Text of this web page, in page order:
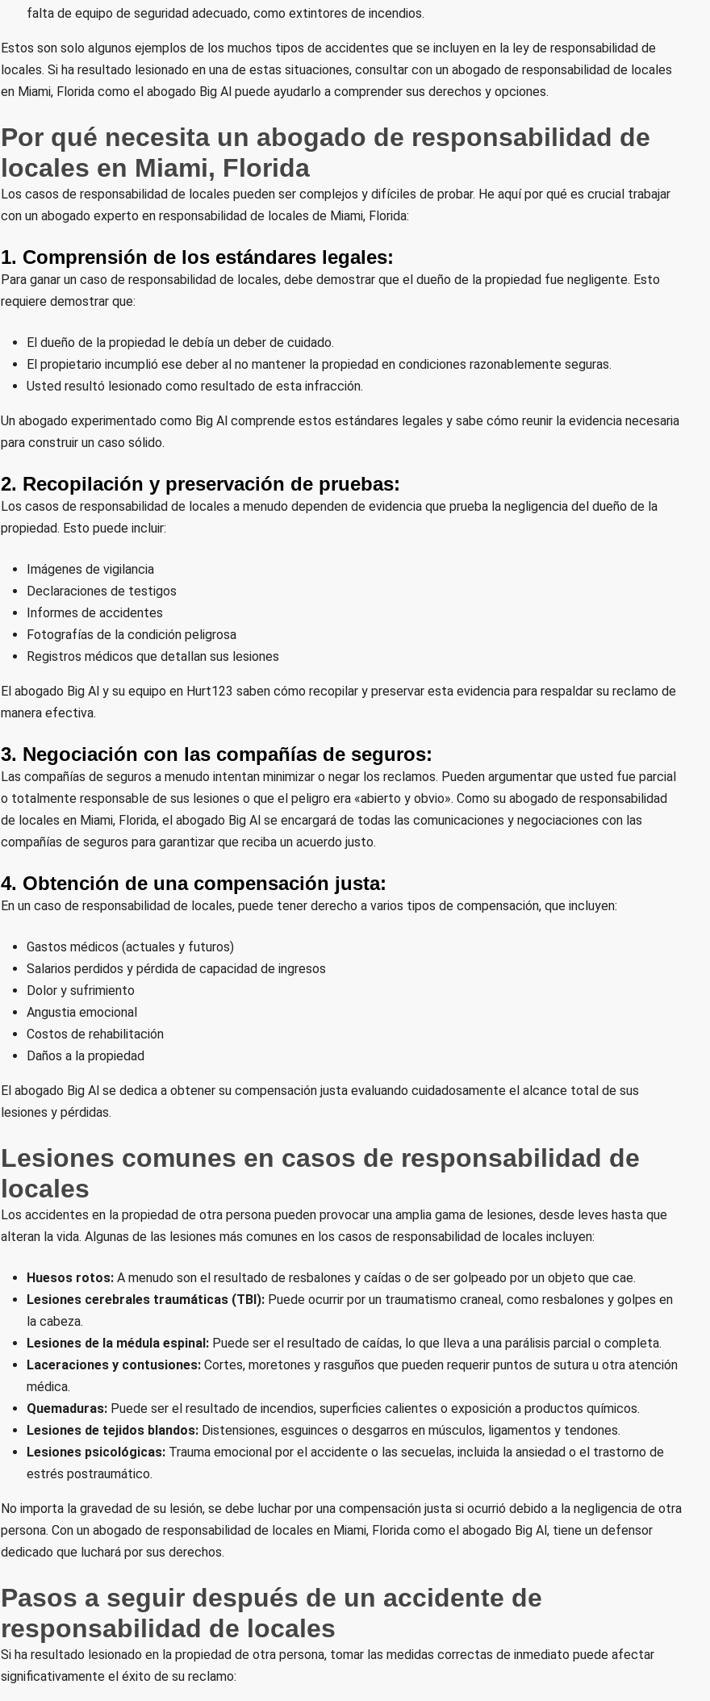
falta de equipo de seguridad adecuado, como extintores de incendios.
Estos son solo algunos ejemplos de los muchos tipos de accidentes que se incluyen en la ley de responsabilidad de
locales. Si ha resultado lesionado en una de estas situaciones, consultar con un abogado de responsabilidad de locales
en Miami, Florida como el abogado Big Al puede ayudarlo a comprender sus derechos y opciones.
Por qué necesita un abogado de responsabilidad de
locales en Miami, Florida
Los casos de responsabilidad de locales pueden ser complejos y difíciles de probar. He aquí por qué es crucial trabajar
con un abogado experto en responsabilidad de locales de Miami, Florida:
1. Comprensión de los estándares legales:
Para ganar un caso de responsabilidad de locales, debe demostrar que el dueño de la propiedad fue negligente. Esto
requiere demostrar que:
El dueño de la propiedad le debía un deber de cuidado.
El propietario incumplió ese deber al no mantener la propiedad en condiciones razonablemente seguras.
Usted resultó lesionado como resultado de esta infracción.
Un abogado experimentado como Big Al comprende estos estándares legales y sabe cómo reunir la evidencia necesaria
para construir un caso sólido.
2. Recopilación y preservación de pruebas:
Los casos de responsabilidad de locales a menudo dependen de evidencia que prueba la negligencia del dueño de la
propiedad. Esto puede incluir:
Imágenes de vigilancia
Declaraciones de testigos
Informes de accidentes
Fotografías de la condición peligrosa
Registros médicos que detallan sus lesiones
El abogado Big Al y su equipo en Hurt123 saben cómo recopilar y preservar esta evidencia para respaldar su reclamo de
manera efectiva.
3. Negociación con las compañías de seguros:
Las compañías de seguros a menudo intentan minimizar o negar los reclamos. Pueden argumentar que usted fue parcial
o totalmente responsable de sus lesiones o que el peligro era «abierto y obvio». Como su abogado de responsabilidad
de locales en Miami, Florida, el abogado Big Al se encargará de todas las comunicaciones y negociaciones con las
compañías de seguros para garantizar que reciba un acuerdo justo.
4. Obtención de una compensación justa:
En un caso de responsabilidad de locales, puede tener derecho a varios tipos de compensación, que incluyen:
Gastos médicos (actuales y futuros)
Salarios perdidos y pérdida de capacidad de ingresos
Dolor y sufrimiento
Angustia emocional
Costos de rehabilitación
Daños a la propiedad
El abogado Big Al se dedica a obtener su compensación justa evaluando cuidadosamente el alcance total de sus
lesiones y pérdidas.
Lesiones comunes en casos de responsabilidad de
locales
Los accidentes en la propiedad de otra persona pueden provocar una amplia gama de lesiones, desde leves hasta que
alteran la vida. Algunas de las lesiones más comunes en los casos de responsabilidad de locales incluyen:
Huesos rotos: A menudo son el resultado de resbalones y caídas o de ser golpeado por un objeto que cae.
Lesiones cerebrales traumáticas (TBI): Puede ocurrir por un traumatismo craneal, como resbalones y golpes en
la cabeza.
Lesiones de la médula espinal: Puede ser el resultado de caídas, lo que lleva a una parálisis parcial o completa.
Laceraciones y contusiones: Cortes, moretones y rasguños que pueden requerir puntos de sutura u otra atención
médica.
Quemaduras: Puede ser el resultado de incendios, superficies calientes o exposición a productos químicos.
Lesiones de tejidos blandos: Distensiones, esguinces o desgarros en músculos, ligamentos y tendones.
Lesiones psicológicas: Trauma emocional por el accidente o las secuelas, incluida la ansiedad o el trastorno de
estrés postraumático.
No importa la gravedad de su lesión, se debe luchar por una compensación justa si ocurrió debido a la negligencia de otra
persona. Con un abogado de responsabilidad de locales en Miami, Florida como el abogado Big Al, tiene un defensor
dedicado que luchará por sus derechos.
Pasos a seguir después de un accidente de
responsabilidad de locales
Si ha resultado lesionado en la propiedad de otra persona, tomar las medidas correctas de inmediato puede afectar
significativamente el éxito de su reclamo: